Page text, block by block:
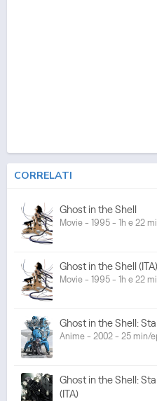
CORRELATI
Ghost in the Shell
Movie - 1995 - 1h e 22
Ghost in the Shell (ITA)
Movie - 1995 - 1h e 22
Ghost in the Shell:
Anime - 2002 - 25 min/
Ghost in the Shell:
(ITA)